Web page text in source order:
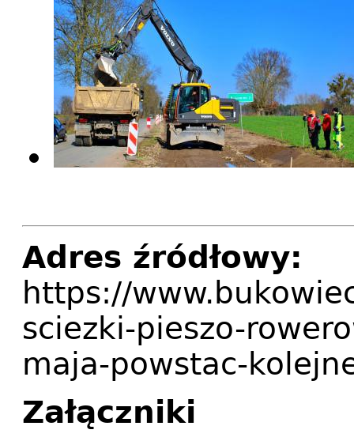
Adres źródłowy:
https://
sciezki-pieszo-
maja-powstac-
Załączniki